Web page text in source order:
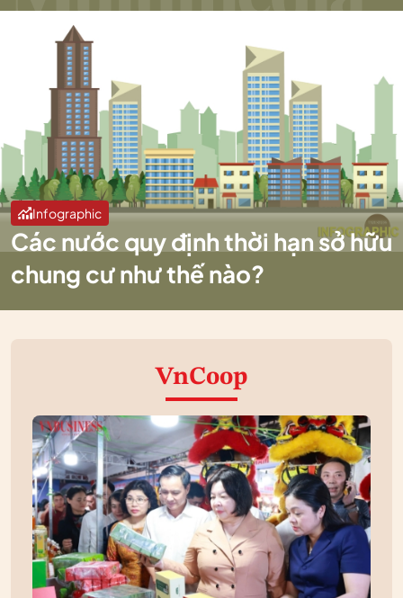
Infographic
Các nước quy định thời hạn sở hữu
chung cư như thế nào?
VnCoop